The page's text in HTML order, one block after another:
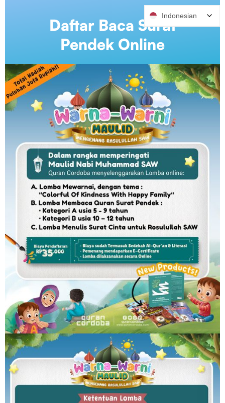
Daftar Baca Surat
Pendek Online
Indonesian